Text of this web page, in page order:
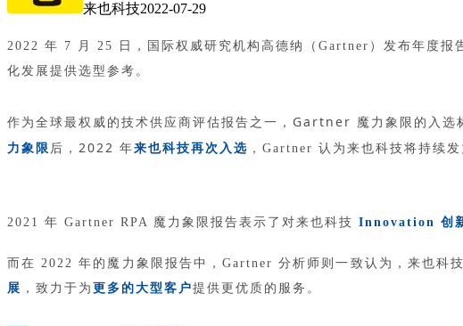
来也科技2022-07-29
2022 年 7 月 25 日，国际权威研究机构高德纳（Gartner）发布年度报
化发展提供选型参考。
作为全球最权威的技术供应商评估报告之一，Gartner 魔力象限的入
力象限后，2022 年来也科技再次入选 ，Gartner 认为来也科技将持续
2021 年 Gartner RPA 魔力象限报告表示了对来也科技 Innovation 创
而在 2022 年的魔力象限报告中，Gartner 分析师则一致认为，来也科
展 ，致力于为 更多的大型客户提供更优质的服务。